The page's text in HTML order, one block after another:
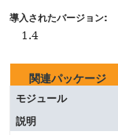
導入されたバージョン:
1.4
関連パッケージ
モジュール
説明